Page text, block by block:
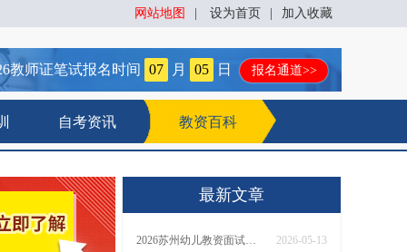
网站地图 设为首页 加入收藏
教师证笔试报名时间 07 月 05 日 报名通道>>
自考资讯 教资百科
最新文章
2026苏州幼儿教资面试淘汰率一般多大？ 2026-05-13